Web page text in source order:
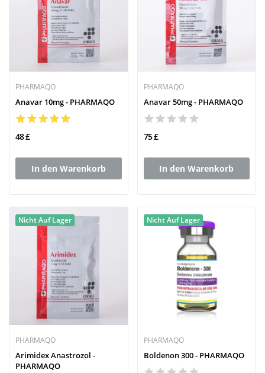
PHARMAQO
Anavar 10mg - PHARMAQO
48 £
In den Warenkorb
PHARMAQO
Anavar 50mg - PHARMAQO
75 £
In den Warenkorb
Nicht Auf Lager
PHARMAQO
Arimidex Anastrozol -
PHARMAQO
Nicht Auf Lager
PHARMAQO
Boldenon 300 - PHARMAQO